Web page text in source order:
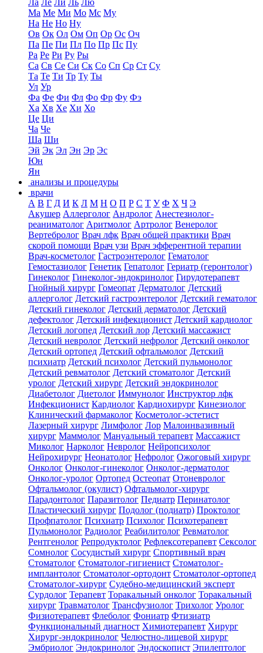
Ла Ле Ли Ль Лю
Ма Ме Ми Мо Мс Му
На Не Но Ну
Ов Ок Ол Ом Оп Ор Ос Оч
Па Пе Пи Пл По Пр Пс Пу
Ра Ре Ри Ру Ры
Са Св Се Си Ск Со Сп Ср Ст Су
Та Те Ти Тр Ту Ты
Ул Ур
Фа Фе Фи Фл Фо Фр Фу Фэ
Ха Хв Хе Хи Хо
Це Ци
Ча Че
Ша Ши
Эй Эк Эл Эн Эр Эс
Юн
Ян
анализы и процедуры
врачи
А В Г Д И К Л М Н О П Р С Т У Ф Х Ч Э
Акушер Аллерголог Андролог Анестезиолог-
реаниматолог Аритмолог Артролог Венеролог
Вертебролог Врач лфк Врач общей практики Врач
скорой помощи Врач узи Врач эфферентной терапии
Врач-косметолог Гастроэнтеролог Гематолог
Гемостазиолог Генетик Гепатолог Гериатр (геронтолог)
Гинеколог Гинеколог-эндокринолог Гирудотерапевт
Гнойный хирург Гомеопат Дерматолог Детский
аллерголог Детский гастроэнтеролог Детский гематолог
Детский гинеколог Детский дерматолог Детский
дефектолог Детский инфекционист Детский кардиолог
Детский логопед Детский лор Детский массажист
Детский невролог Детский нефролог Детский онколог
Детский ортопед Детский офтальмолог Детский
психиатр Детский психолог Детский пульмонолог
Детский ревматолог Детский стоматолог Детский
уролог Детский хирург Детский эндокринолог
Диабетолог Диетолог Иммунолог Инструктор лфк
Инфекционист Кардиолог Кардиохирург Кинезиолог
Клинический фармаколог Косметолог-эстетист
Лазерный хирург Лимфолог Лор Малоинвазивный
хирург Маммолог Мануальный терапевт Массажист
Миколог Нарколог Невролог Нейропсихолог
Нейрохирург Неонатолог Нефролог Ожоговый хирург
Онколог Онколог-гинеколог Онколог-дерматолог
Онколог-уролог Ортопед Остеопат Отоневролог
Офтальмолог (окулист) Офтальмолог-хирург
Парадонтолог Паразитолог Педиатр Перинатолог
Пластический хирург Подолог (подиатр) Проктолог
Профпатолог Психиатр Психолог Психотерапевт
Пульмонолог Радиолог Реабилитолог Ревматолог
Рентгенолог Репродуктолог Рефлексотерапевт Сексолог
Сомнолог Сосудистый хирург Спортивный врач
Стоматолог Стоматолог-гигиенист Стоматолог-
имплантолог Стоматолог-ортодонт Стоматолог-ортопед
Стоматолог-хирург Судебно-медицинский эксперт
Сурдолог Терапевт Торакальный онколог Торакальный
хирург Травматолог Трансфузиолог Трихолог Уролог
Физиотерапевт Флеболог Фониатр Фтизиатр
Функциональный диагност Химиотерапевт Хирург
Хирург-эндокринолог Челюстно-лицевой хирург
Эмбриолог Эндокринолог Эндоскопист Эпилептолог